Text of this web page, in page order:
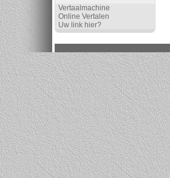
Vertaalmachine
Online Vertalen
Uw link hier?